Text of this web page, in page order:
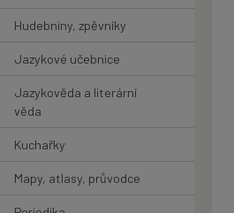
Hudebniny, zpěvníky
Jazykové učebnice
Jazykověda a literární
věda
Kuchařky
Mapy, atlasy, průvodce